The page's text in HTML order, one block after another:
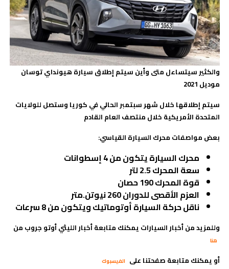
والكثير سيتساءل متى وأين سيتم إطلاق سيارة هيونداي توسان
موديل 2021
سيتم إطلاقها خلال شهر سبتمبر الحالي في كوريا وستصل للولايات
المتحدة الأمريكية خلال منتصف العام القادم
بعض مواصفات محرك السيارة القياسي:
محرك السيارة يتكون من 4 إسطوانات
سعة المحرك 2.5 لتر
قوة المحرك 190 حصان
العزم الأقصى للدوران 260 نيوتن.متر
ناقل حركة السيارة أوتوماتيك ويتكون من 8 سرعات
وللمزيد من أخبار السيارات يمكنك متابعة أخبار الليثي أوتو جروب من
هنا
أو يمكنك متابعة صفحتنا على الفيسبوك